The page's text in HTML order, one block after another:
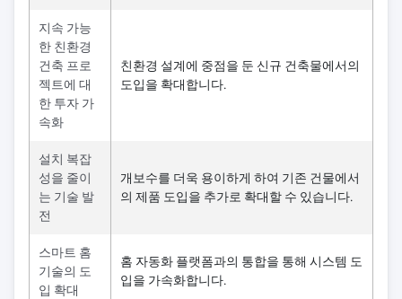
지속 가능
한 친환경
건축 프로
젝트에 대
한 투자 가
속화
친환경 설계에 중점을 둔 신규 건축물에서의
도입을 확대합니다.
설치 복잡
성을 줄이
는 기술 발
전
개보수를 더욱 용이하게 하여 기존 건물에서
의 제품 도입을 추가로 확대할 수 있습니다.
스마트 홈
기술의 도
입 확대
홈 자동화 플랫폼과의 통합을 통해 시스템 도
입을 가속화합니다.